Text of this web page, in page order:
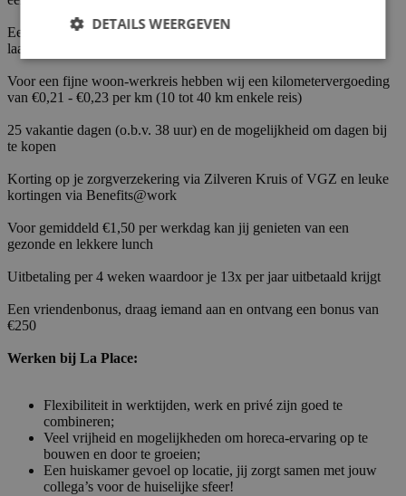
Een tijd-voor-tijd regeling. Neem de overuren die je maakt op, of
laat ze uitbetalen
Voor een fijne woon-werkreis hebben wij een kilometervergoeding
van €0,21 - €0,23 per km (10 tot 40 km enkele reis)
25 vakantie dagen (o.b.v. 38 uur) en de mogelijkheid om dagen bij
te kopen
Korting op je zorgverzekering via Zilveren Kruis of VGZ en leuke
kortingen via Benefits@work
Voor gemiddeld €1,50 per werkdag kan jij genieten van een
gezonde en lekkere lunch
Uitbetaling per 4 weken waardoor je 13x per jaar uitbetaald krijgt
Een vriendenbonus, draag iemand aan en ontvang een bonus van
€250
Werken bij La Place:
Flexibiliteit in werktijden, werk en privé zijn goed te
combineren;
Veel vrijheid en mogelijkheden om horeca-ervaring op te
bouwen en door te groeien;
Een huiskamer gevoel op locatie, jij zorgt samen met jouw
collega’s voor de huiselijke sfeer!
DETAILS WEERGEVEN